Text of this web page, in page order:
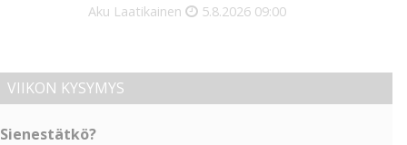
Aku Laatikainen 5.8.2026 09:00
VIIKON KYSYMYS
Sienestätkö?